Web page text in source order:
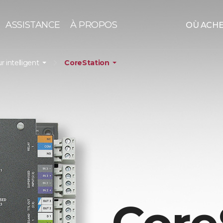
ASSISTANCE À PROPOS OÙ
intelligent CoreStation